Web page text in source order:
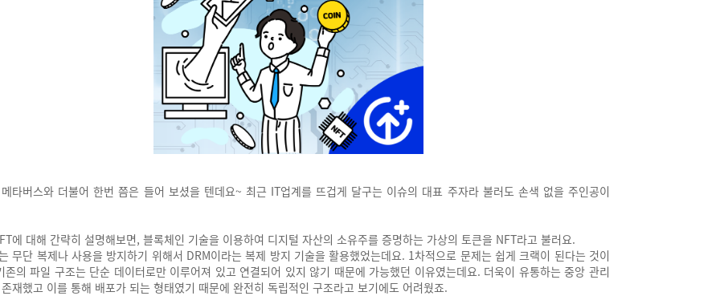
타버스와 더불어 한번 쯤은 들어 보셨을 텐데요~ 최근 IT업계를 뜨겁게 달구는 이슈의 대표 주자라 불러도 손색 없을 주인공이
에 대해 간략히 설명해보면, 블록체인 기술을 이용하여 디지털 자산의 소유주를 증명하는 가상의 토큰을 NFT라고 불러요.
무단 복제나 사용을 방지하기 위해서 DRM이라는 복제 방지 기술을 활용했었는데요. 1차적으로 문제는 쉽게 크랙이 된다는 것이
존의 파일 구조는 단순 데이터로만 이루어져 있고 연결되어 있지 않기 때문에 가능했던 이유였는데요. 더욱이 유통하는 중앙 관리
재했고 이를 통해 배포가 되는 형태였기 때문에 완전히 독립적인 구조라고 보기에도 어려웠죠.